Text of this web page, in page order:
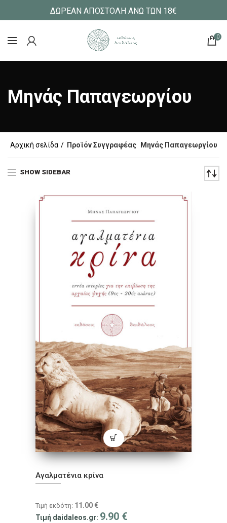
ΔΩΡΕΑΝ ΑΠΟΣΤΟΛΗ ΑΝΩ ΤΩΝ 18€
0
Μηνάς Παπαγεωργίου
Αρχική σελίδα Προϊόν Συγγραφέας Μηνάς Παπαγεωργίου
SHOW SIDEBAR
Αγαλματένια κρίνα
Τιμή εκδότη: 11.00 €
Τιμή daidaleos.gr: 9.90 €